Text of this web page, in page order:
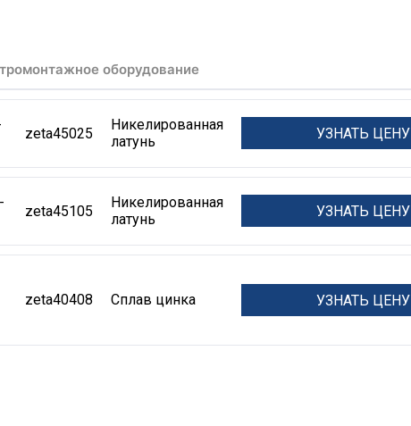
оборудование
zeta45025
Никелированная
латунь
УЗНАТЬ ЦЕНУ
zeta45105
Никелированная
латунь
УЗНАТЬ ЦЕНУ
zeta40408 Сплав цинка УЗНАТЬ ЦЕНУ